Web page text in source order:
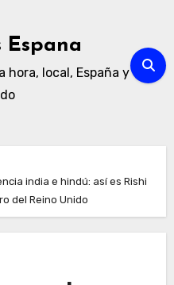
Espana
hora, local, España y
india e hindú: así es Rishi
del Reino Unido